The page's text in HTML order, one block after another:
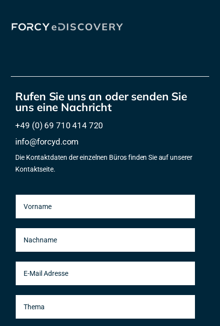
Rufen Sie uns an oder senden Sie
uns eine Nachricht
+49 (0) 69 710 414 720
info@forcyd.com
Die Kontaktdaten der einzelnen Büros finden Sie auf unserer
Kontaktseite.